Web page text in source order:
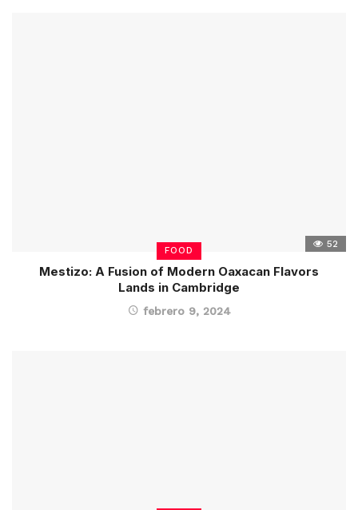
FOOD
52
Mestizo: A Fusion of Modern Oaxacan Flavors
Lands in Cambridge
febrero 9, 2024